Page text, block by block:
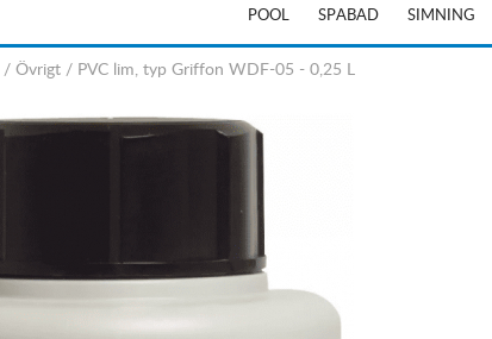
POOL SPABAD SIMNING
/ Övrigt / PVC lim, typ Griffon WDF-05 - 0,25 L